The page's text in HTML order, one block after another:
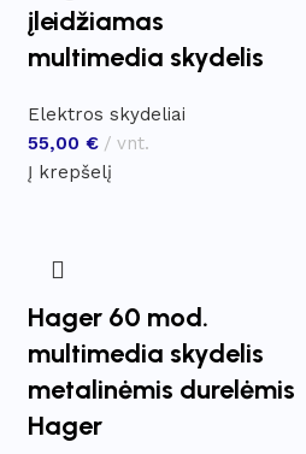
įleidžiamas
multimedia skydelis
Elektros skydeliai
55,00 €
vnt.
Į krepšelį
Hager 60 mod.
multimedia skydelis
metalinėmis durelėmis
Hager